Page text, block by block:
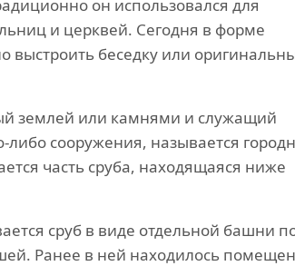
он использовался для
и церквей. Сегодня в форме
выстроить беседку или
землей или камнями и служащий
либо сооружения, называется
часть сруба, находящаяся ниже
сруб в виде отдельной башни
Ранее в ней находилось